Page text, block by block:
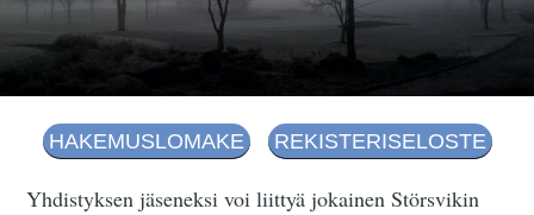
HAKEMUSLOMAKE REKISTERISELOSTE
Yhdistyksen jäseneksi voi liittyä jokainen Störsvikin